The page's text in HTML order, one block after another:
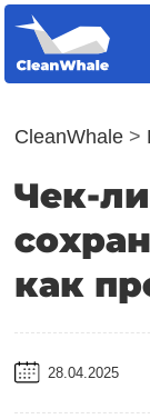
CleanWhale >
Чек-
как
28.04.2025